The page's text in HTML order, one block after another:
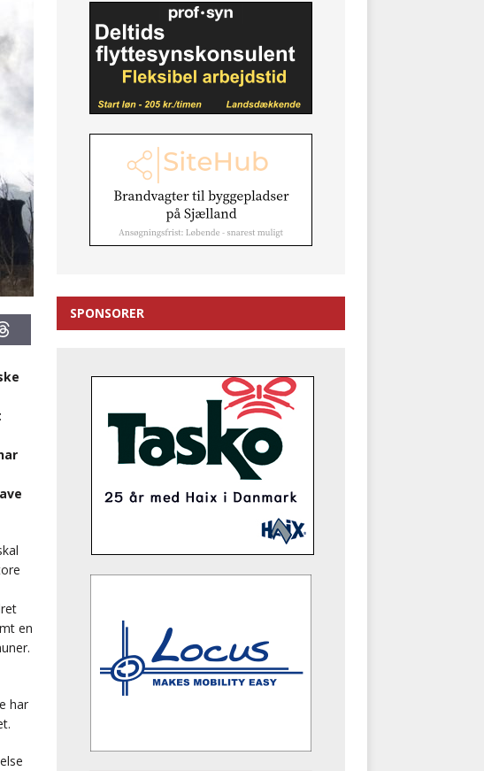
en
har
SPONSORER